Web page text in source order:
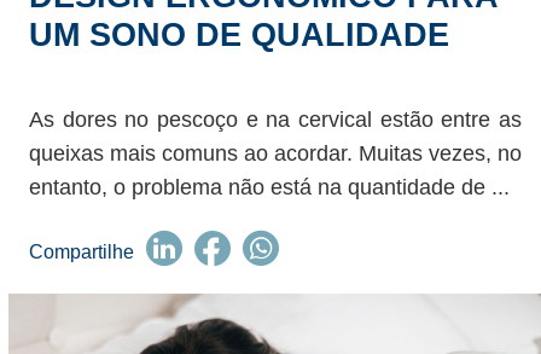
UM SONO DE QUALIDADE
As dores no pescoço e na cervical estão entre as
queixas mais comuns ao acordar. Muitas vezes, no
entanto, o problema não está na quantidade de ...
Compartilhe